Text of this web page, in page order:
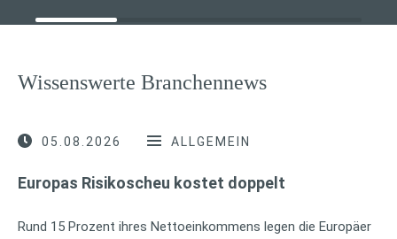
Wissenswerte Branchennews
05.08.2026 ALLGEMEIN
Europas Risikoscheu kostet doppelt
Rund 15 Prozent ihres Nettoeinkommens legen die Europäer